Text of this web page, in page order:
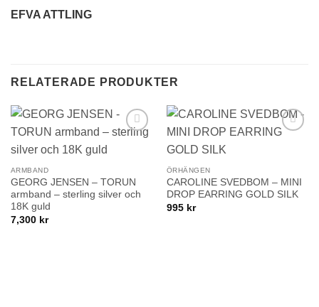
EFVA ATTLING
RELATERADE PRODUKTER
önskelistan!
ARMBAND
GEORG JENSEN – TORUN
armband – sterling silver och
18K guld
7,300 kr
ÖRHÄNGEN
CAROLINE SVEDBOM – MINI
DROP EARRING GOLD SILK
995 kr